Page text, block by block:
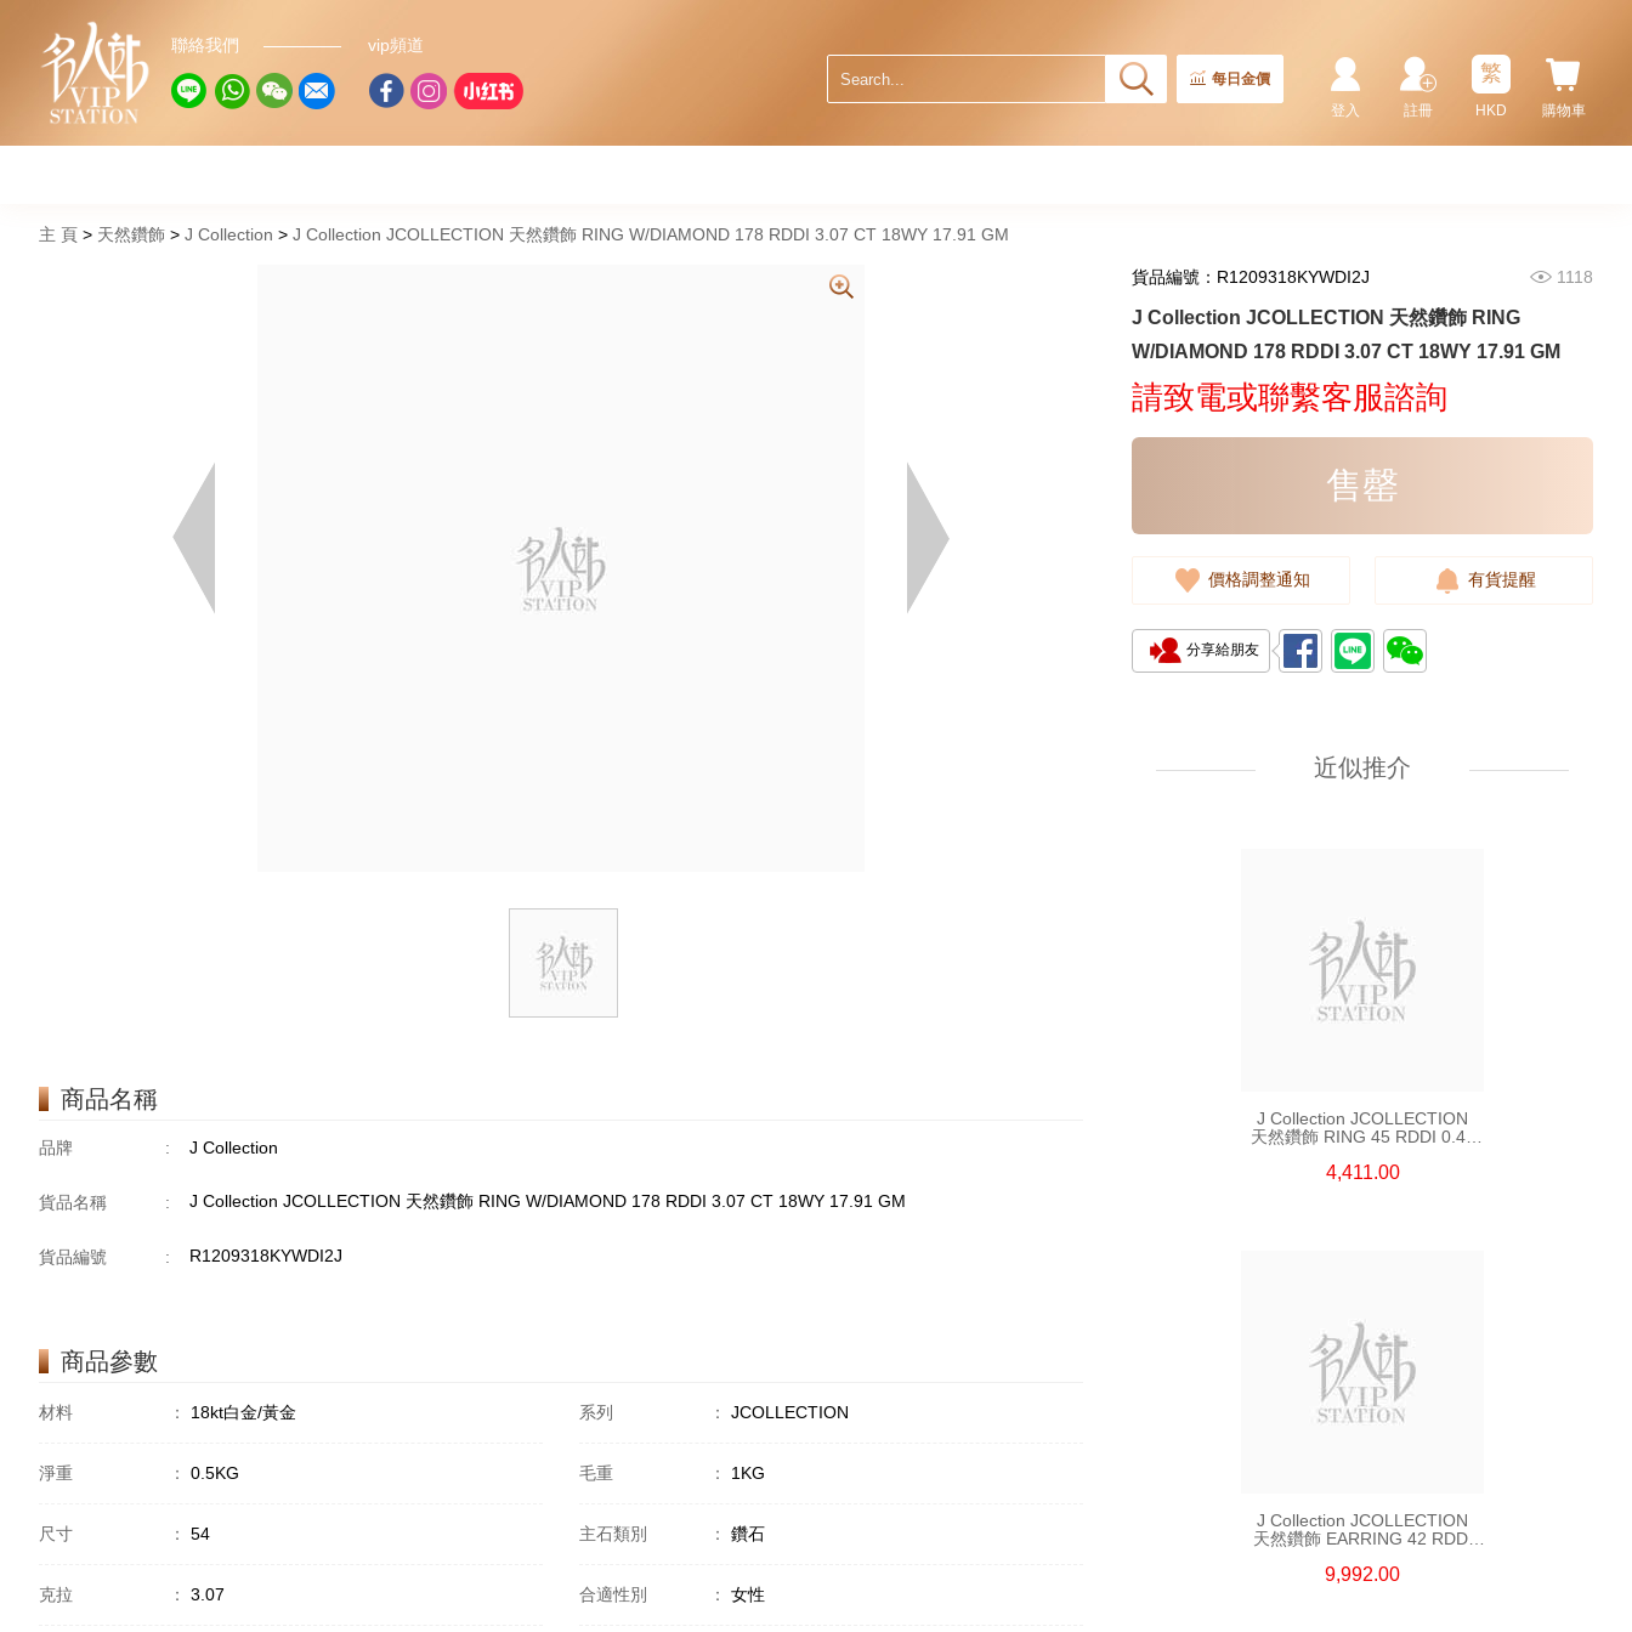
聯絡我們 vip頻道
每日金價
購物車
繁
HKD
註冊
登入
主 頁 天然鑽飾 J Collection J Collection JCOLLECTION 天然鑽飾 RING W/DIAMOND 178 RDDI 3.07 CT 18WY 17.91 GM
商品名稱
品牌 : J Collection
貨品名稱 : J Collection JCOLLECTION 天然鑽飾 RING W/DIAMOND 178 RDDI 3.07 CT 18WY 17.91 GM
貨品編號 : R1209318KYWDI2J
商品參數
材料 ： 18kt白金/黃金 系列 ： JCOLLECTION
淨重 ： 0.5KG 毛重 ： 1KG
尺寸 ： 54 主石類別 ： 鑽石
克拉 ： 3.07 合適性別 ： 女性
貨品編號：R1209318KYWDI2J 1118
J Collection JCOLLECTION 天然鑽飾 RING
W/DIAMOND 178 RDDI 3.07 CT 18WY 17.91 GM
請致電或聯繫客服諮詢
售罄
價格調整通知 有貨提醒
分享給朋友
近似推介
J Collection JCOLLECTION
天然鑽飾 RING W/DIAMOND 17
RDDI 0.32 CT18KR 2.14 GM
18KW 4.50 GM (Head 6.5mm)
3,764.00
J Collection JCOLLECTION
天然鑽飾 RING 45 RDDI 0.48
4,411.00
J Collection JCOLLECTION
天然鑽飾 EARRING 42 RDDI
9,992.00